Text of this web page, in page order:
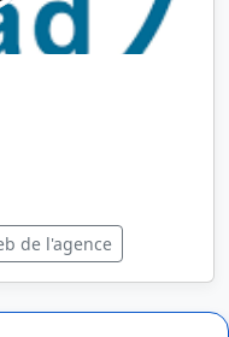
de l'agence